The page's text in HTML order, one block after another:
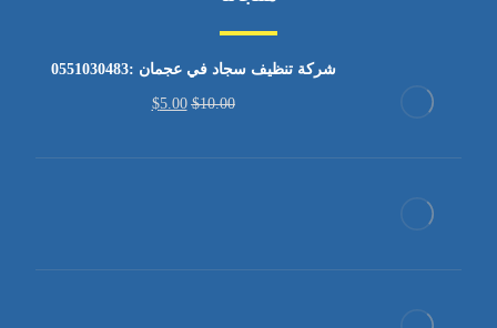
شركة تنظيف سجاد في عجمان :0551030483
$10.00
$5.00